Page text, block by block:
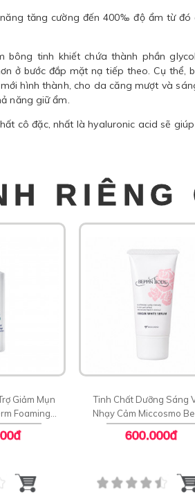
tăng cường đến 400‰ độ ẩm từ
tinh khiết chứa thành phần
ở bước đắp mặt nạ tiếp theo. Cụ thể,
hình thành, cho da căng mượt và
năng giữ ẩm.
cô đặc, nhất là hyaluronic acid sẽ
RIÊNG
Giảm Mụn
Foaming
Tinh Chất Dưỡng Sáng
Nhạy Cảm Miccosmo
Body Virgin White
600.000đ